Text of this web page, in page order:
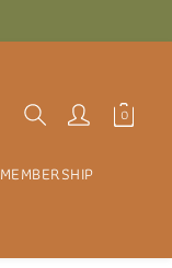
MEMBERSHIP